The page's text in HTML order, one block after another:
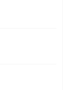
师职业资格